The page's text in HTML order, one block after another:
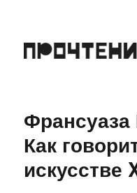
Как
искусстве